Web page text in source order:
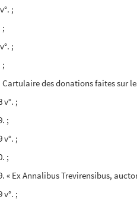
;
;
;
;
Cartulaire des donations faites sur
v°. ;
;
v°. ;
;
« Ex Annalibus Trevirensibus,
v°. ;